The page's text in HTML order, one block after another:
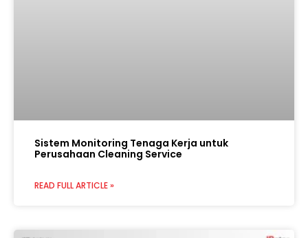
Sistem Monitoring Tenaga Kerja untuk
Perusahaan Cleaning Service
READ FULL ARTICLE »